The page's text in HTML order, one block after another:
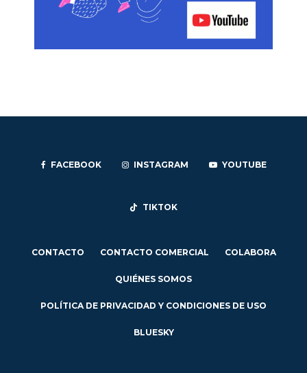
FACEBOOK INSTAGRAM YOUTUBE
TIKTOK
CONTACTO CONTACTO COMERCIAL COLABORA
QUIÉNES SOMOS
POLÍTICA DE PRIVACIDAD Y CONDICIONES DE USO
BLUESKY